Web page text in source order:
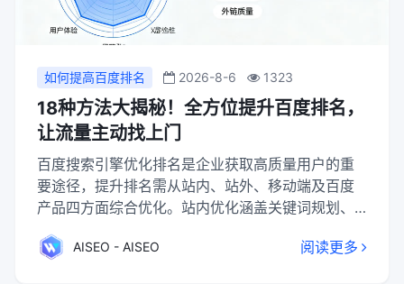
如何提高百度排名 2026-8-6 1323
18种方法大揭秘！全方位提升百度排名，
让流量主动找上门
百度搜索引擎优化排名是企业获取高质量用户的重
要途径，提升排名需从站内、站外、移动端及百度
产品四方面综合优化。站内优化涵盖关键词规划、
录、软文、新媒体等渠道增加反向链接；移动端需
AISEO - AISEO 阅读更多